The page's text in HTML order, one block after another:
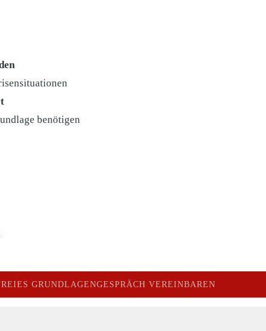
benötigen
GRUNDLAGENGESPRÄCH VEREINBAREN